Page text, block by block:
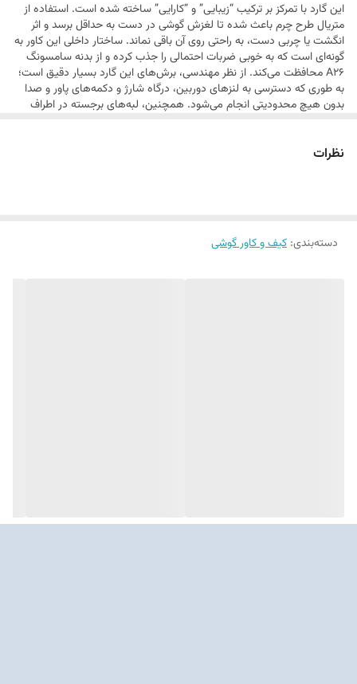
این گارد با تمرکز بر ترکیب “زیبایی” و “کارایی” ساخته شده است. استفاده از
متریال طرح چرم باعث شده تا لغزش گوشی در دست به حداقل برسد و اثر
انگشت یا چربی دست، به راحتی روی آن باقی نماند. ساختار داخلی این کاور به
گونه‌ای است که به خوبی ضربات احتمالی را جذب کرده و از بدنه سامسونگ
A26 محافظت می‌کند. از نظر مهندسی، برش‌های این گارد بسیار دقیق است؛
به طوری که دسترسی به لنزهای دوربین، درگاه شارژ و دکمه‌های پاور و صدا
بدون هیچ محدودیتی انجام می‌شود. همچنین، لبه‌های برجسته در اطراف
نظرات
دسته‌بندی: کیف و کاور گوشی